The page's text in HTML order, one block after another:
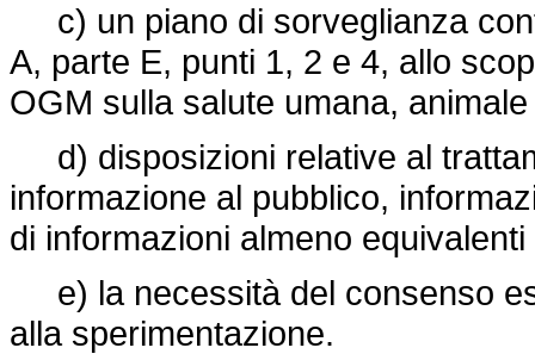
c) un piano di sorveglianza
A, parte E, punti 1, 2 e 4, allo
OGM sulla salute umana,
d) disposizioni relative al
informazione al pubblico,
di informazioni almeno
e) la necessità del consenso
alla sperimentazione.